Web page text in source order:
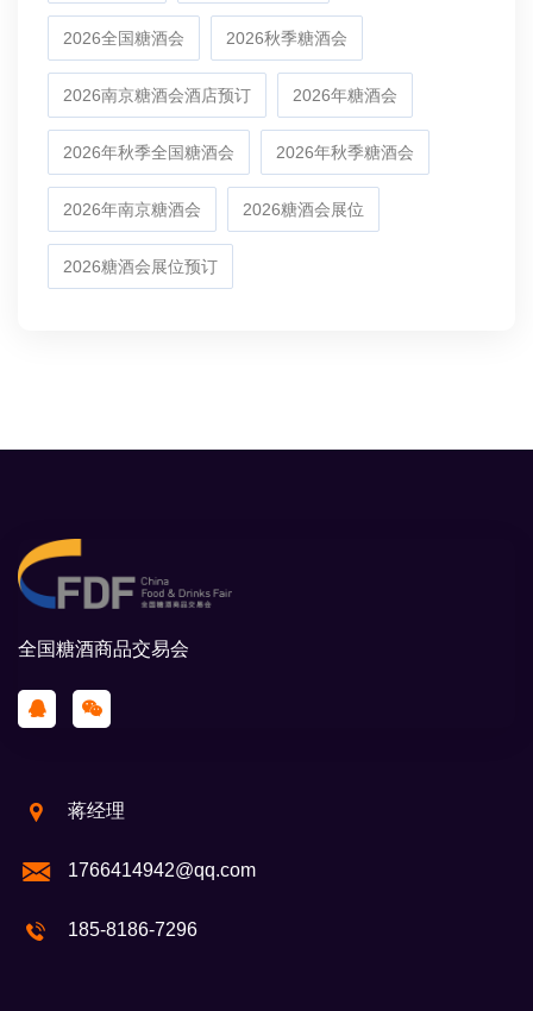
2026全国糖酒会 2026秋季糖酒会
2026南京糖酒会酒店预订 2026年糖酒会
2026年秋季全国糖酒会 2026年秋季糖酒会
2026年南京糖酒会 2026糖酒会展位
2026糖酒会展位预订
全国糖酒商品交易会
蒋经理
1766414942@qq.com
185-8186-7296